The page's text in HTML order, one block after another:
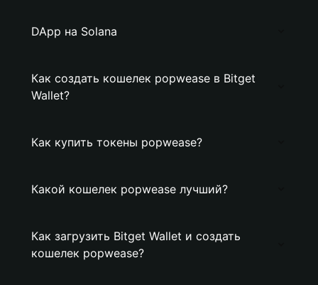
DApp на Solana
Как создать кошелек popwease в Bitget
Wallet?
Как купить токены popwease?
Какой кошелек popwease лучший?
Как загрузить Bitget Wallet и создать
кошелек popwease?